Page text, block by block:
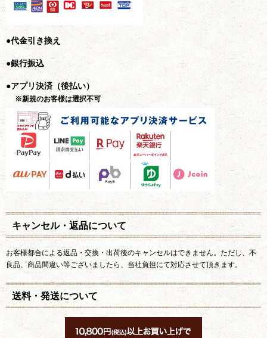
●代金引き換え
●銀行振込
●アプリ決済（後払い）
※新規のお客様は選択不可
キャンセル・返品について
お客様都合による返品・交換・出荷後のキャンセルはできません。ただし、不
良品、商品間違い等ございましたら、当社負担にて対応させて頂きます。
送料・発送について